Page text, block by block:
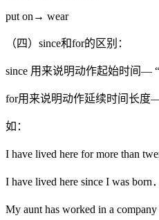
put on→ wear
（四）since和for的区别：
since 用来说明动作起始时间
for用来说明动作延续时间长
如：
I have lived here for more than
I have lived here since I was born．
My aunt has worked in a company